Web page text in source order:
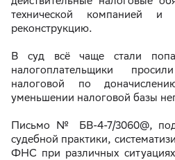
технической компанией и
реконструкцию.
В суд всё чаще стали
налогоплательщики
налоговой по
уменьшении налоговой базы
Письмо № БВ-4-7/3060@,
судебной практики,
ФНС при различных